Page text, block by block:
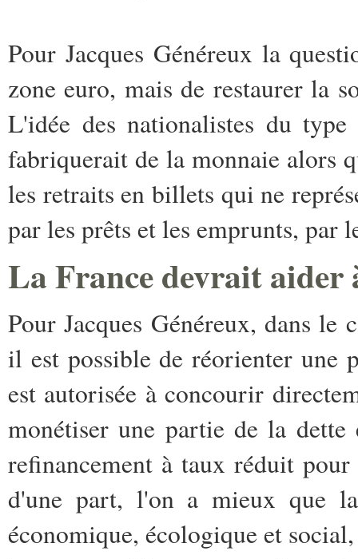
Pour Jacques Généreux la
zone euro, mais de restaurer la
L'idée des nationalistes du type
fabriquerait de la monnaie alors
les retraits en billets qui ne
par les prêts et les emprunts, par
La France devrait
Pour Jacques Généreux, dans le
il est possible de réorienter une
est autorisée à concourir
monétiser une partie de la dette
refinancement à taux réduit
d'une part, l'on a mieux que
économique, écologique et